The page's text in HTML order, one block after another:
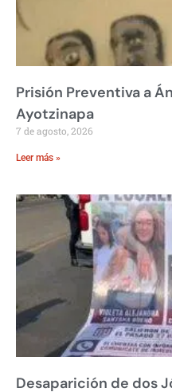
Prisión Preventiva a
Ayotzinapa
7 de agosto, 2026
Leer más »
Desaparición de dos